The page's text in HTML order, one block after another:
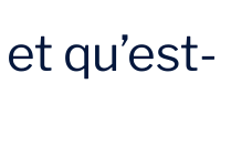
qu’est-